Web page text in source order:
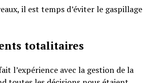
il est temps d’éviter le gaspillage
totalitaires
l’expérience avec la gestion de la